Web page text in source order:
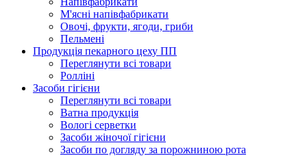
М'ясні напівфабрикати
Овочі, фрукти, ягоди, гриби
Пельмені
Продукцiя пекарного цеху ПП
Переглянути всі товари
Ролліні
Засоби гігієни
Переглянути всі товари
Ватна продукція
Вологi серветки
Засоби жіночої гігієни
Засоби по догляду за порожниною рота